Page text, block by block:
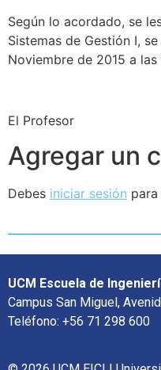
Según lo acordado, se
Sistemas de Gestión I,
Noviembre de 2015 a
El Profesor
Agregar un
Debes iniciar sesión
UCM Escuela de
Campus San Miguel,
Teléfono: +56 71 298 600